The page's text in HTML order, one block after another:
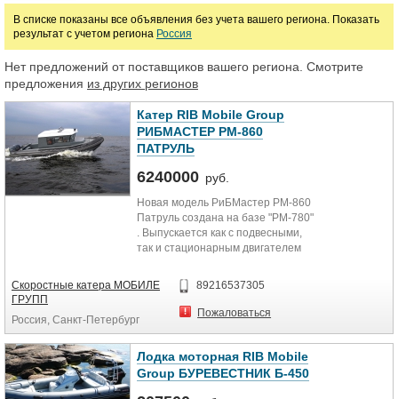
Марка
В списке показаны все объявления без учета вашего региона. Показать
результат с учетом региона Россия
Нет предложений от поставщиков вашего региона. Смотрите
предложения из других регионов
Катер RIB Mobile Group
РИБМАСТЕР РМ-860
ПАТРУЛЬ
6240000 руб.
Новая модель РиБМастер РМ-860
Патруль создана на базе "РМ-780"
. Выпускается как с подвесными,
так и стационарным двигателем
является дальнейшим развитием
оригинальных корпусов. Благодаря
наличию двух поперечных реданов
существенно снижается
волнении. Проведенные ходовые
испытания в штормовых условиях
осенней Ладоги подтвердили
Скоростные катера МОБИЛЕ
ГРУПП
Россия, Санкт-Петербург
89216537305
Пожаловаться
Лодка моторная RIB Mobile
Group БУРЕВЕСТНИК Б-450